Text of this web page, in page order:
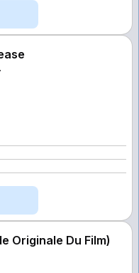
Originale Du Film)